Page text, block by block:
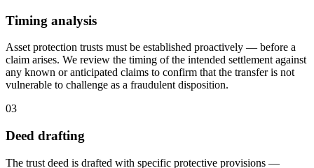
Timing analysis
Asset protection trusts must be established proactively — before a
claim arises. We review the timing of the intended settlement against
any known or anticipated claims to confirm that the transfer is not
vulnerable to challenge as a fraudulent disposition.
03
Deed drafting
The trust deed is drafted with specific protective provisions —